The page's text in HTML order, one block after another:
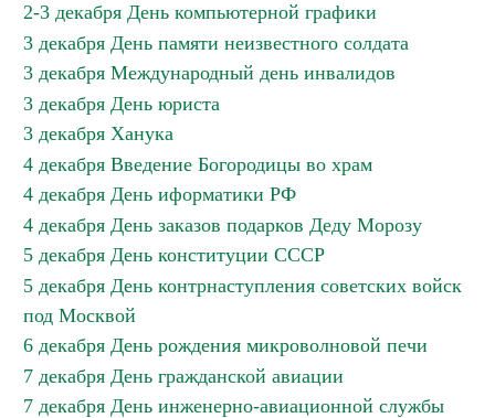
2-3 декабря День компьютерной графики
3 декабря День памяти неизвестного солдата
3 декабря Международный день инвалидов
3 декабря День юриста
3 декабря Ханука
4 декабря Введение Богородицы во храм
4 декабря День иформатики РФ
4 декабря День заказов подарков Деду Морозу
5 декабря День конституции СССР
5 декабря День контрнаступления советских войск
под Москвой
6 декабря День рождения микроволновой печи
7 декабря День гражданской авиации
7 декабря День инженерно-авиационной службы